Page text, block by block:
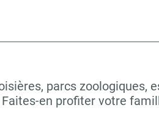
parcs zoologiques,
en profiter votre